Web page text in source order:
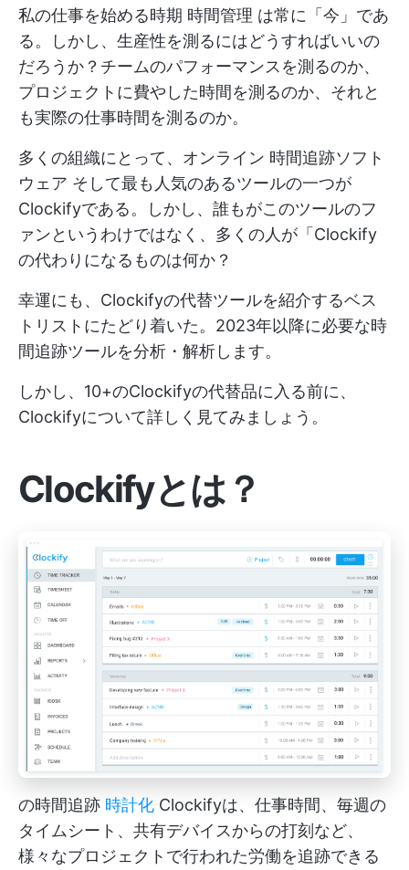
私の仕事を始める時期 時間管理 は常に「今」であ
る。しかし、生産性を測るにはどうすればいいの
だろうか？チームのパフォーマンスを測るのか、
プロジェクトに費やした時間を測るのか、それと
も実際の仕事時間を測るのか。
多くの組織にとって、オンライン 時間追跡ソフト
ウェア そして最も人気のあるツールの一つが
Clockifyである。しかし、誰もがこのツールのフ
ァンというわけではなく、多くの人が「Clockify
の代わりになるものは何か？
幸運にも、Clockifyの代替ツールを紹介するベス
トリストにたどり着いた。2023年以降に必要な時
間追跡ツールを分析・解析します。
しかし、10+のClockifyの代替品に入る前に、
Clockifyについて詳しく見てみましょう。
Clockifyとは？
の時間追跡 時計化 Clockifyは、仕事時間、毎週の
タイムシート、共有デバイスからの打刻など、
様々なプロジェクトで行われた労働を追跡できる